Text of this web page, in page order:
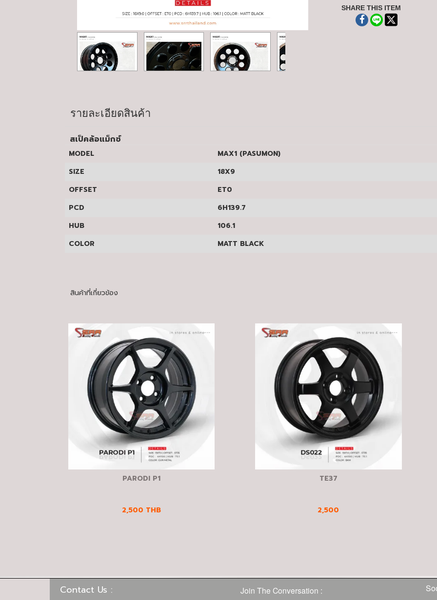
SHARE THIS ITEM
รายละเอียดสินค้า
สเป็คล้อแม็กซ์
MODEL
MAX1 (PASUMON)
SIZE
18X9
OFFSET
ET0
PCD
6H139.7
HUB
106.1
COLOR
MATT BLACK
สินค้าที่เกี่ยวข้อง
PARODI P1
2,500 THB
TE37
2,500
Contact Us : Join The Conversation :